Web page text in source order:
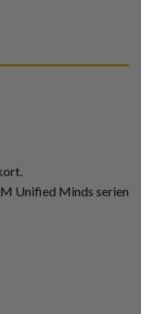
Unified Minds serien